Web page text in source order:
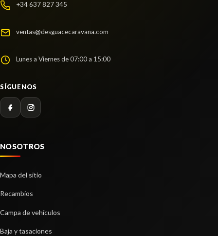
Ref: 2274322
Consultar
BRAZO SUSPENSION DELANTERO
usado.
+34 637 827 345
ventas@desguacecaravana.com
Lunes a Viernes de 07:00 a 15:00
SÍGUENOS
NOSOTROS
Mapa del sitio
Recambios
Campa de vehículos
Baja y tasaciones